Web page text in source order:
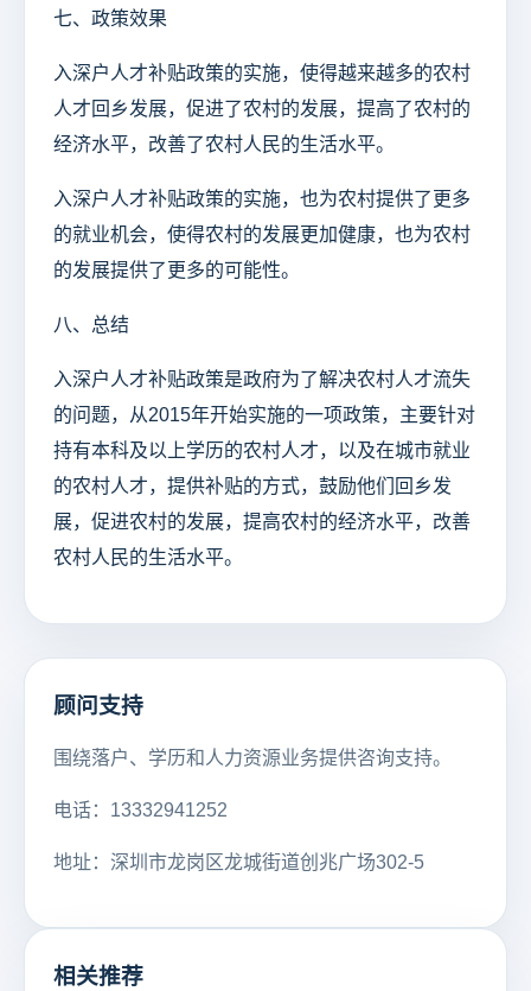
七、政策效果
入深户人才补贴政策的实施，使得越来越多的农村
人才回乡发展，促进了农村的发展，提高了农村的
经济水平，改善了农村人民的生活水平。
入深户人才补贴政策的实施，也为农村提供了更多
的就业机会，使得农村的发展更加健康，也为农村
的发展提供了更多的可能性。
八、总结
入深户人才补贴政策是政府为了解决农村人才流失
的问题，从2015年开始实施的一项政策，主要针对
持有本科及以上学历的农村人才，以及在城市就业
的农村人才，提供补贴的方式，鼓励他们回乡发
展，促进农村的发展，提高农村的经济水平，改善
农村人民的生活水平。
顾问支持
围绕落户、学历和人力资源业务提供咨询支持。
电话：13332941252
地址：深圳市龙岗区龙城街道创兆广场302-5
相关推荐